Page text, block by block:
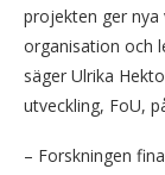
projekten ger
organisation och
säger Ulrika
utveckling, FoU,
– Forskningen